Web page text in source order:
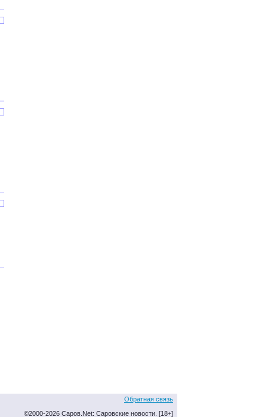
Обратная связь
©2000-2026 Саров.Net: Саровские новости. [18+]